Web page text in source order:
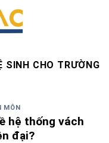
SINH CHO TRƯỜNG
MÔN
hệ thống vách
đại?